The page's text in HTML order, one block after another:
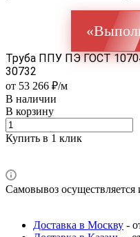
Труба ППУ ПЭ ГОСТ
30732
от 53 266 ₽/м
В наличии
В корзину
Купить в 1 клик
Самовывоз
Доставка в Москву -